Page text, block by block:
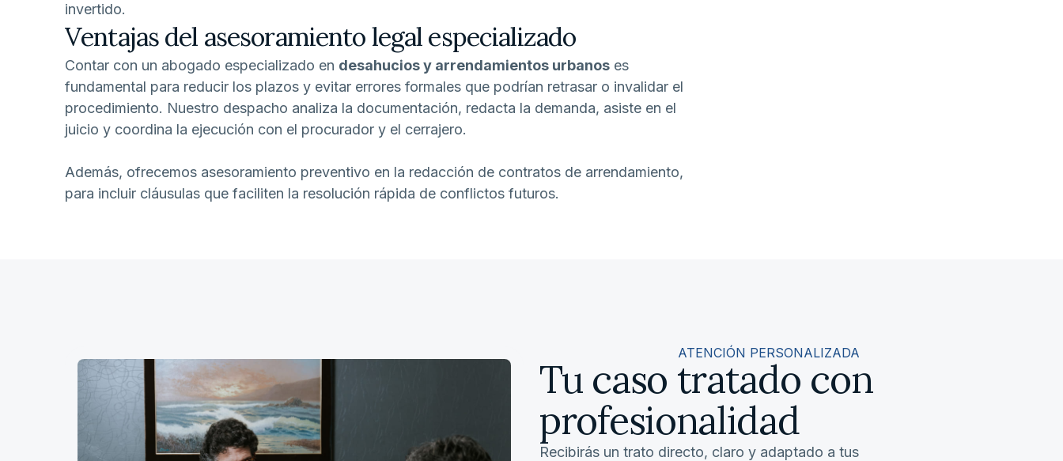
invertido.
Ventajas del asesoramiento legal especializado
Contar con un abogado especializado en desahucios y arrendamientos urbanos es
fundamental para reducir los plazos y evitar errores formales que podrían retrasar o invalidar el
procedimiento. Nuestro despacho analiza la documentación, redacta la demanda, asiste en el
juicio y coordina la ejecución con el procurador y el cerrajero.
Además, ofrecemos asesoramiento preventivo en la redacción de contratos de arrendamiento,
para incluir cláusulas que faciliten la resolución rápida de conflictos futuros.
ATENCIÓN PERSONALIZADA
Tu caso tratado con
profesionalidad
Recibirás un trato directo, claro y adaptado a tus